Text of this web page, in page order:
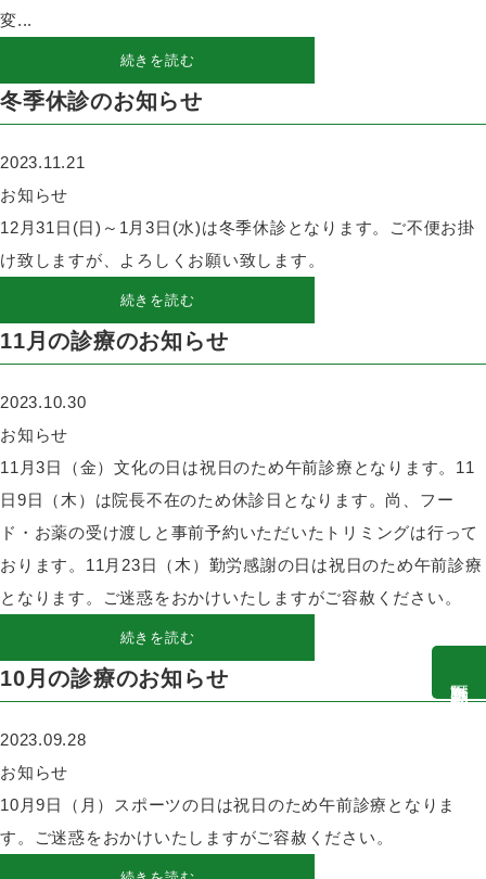
変...
続きを読む
冬季休診のお知らせ
2023.11.21
お知らせ
12月31日(日)～1月3日(水)は冬季休診となります。ご不便お掛
け致しますが、よろしくお願い致します。
続きを読む
11月の診療のお知らせ
2023.10.30
お知らせ
11月3日（金）文化の日は祝日のため午前診療となります。11
日9日（木）は院長不在のため休診日となります。尚、フー
ド・お薬の受け渡しと事前予約いただいたトリミングは行って
おります。11月23日（木）勤労感謝の日は祝日のため午前診療
となります。ご迷惑をおかけいたしますがご容赦ください。
続きを読む
10月の診療のお知らせ
2023.09.28
お知らせ
10月9日（月）スポーツの日は祝日のため午前診療となりま
す。ご迷惑をおかけいたしますがご容赦ください。